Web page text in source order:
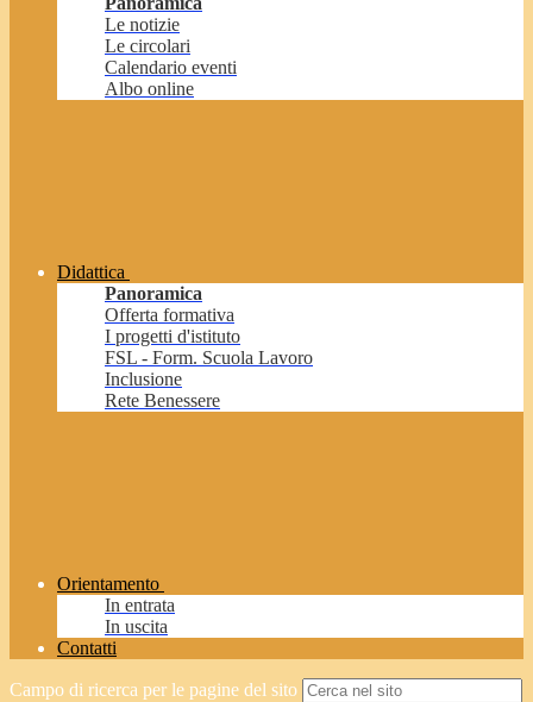
Le notizie
Le circolari
Calendario eventi
Albo online
Didattica
Panoramica
Offerta formativa
I progetti d'istituto
FSL - Form. Scuola Lavoro
Inclusione
Rete Benessere
Orientamento
In entrata
In uscita
Contatti
Campo di ricerca per le pagine del sito